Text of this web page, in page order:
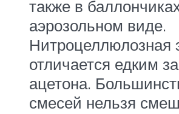
также в
аэрозольном виде.
Нитроцеллюлозная
отличается едким
ацетона.
смесей нельзя